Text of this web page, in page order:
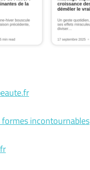
formes incontournables